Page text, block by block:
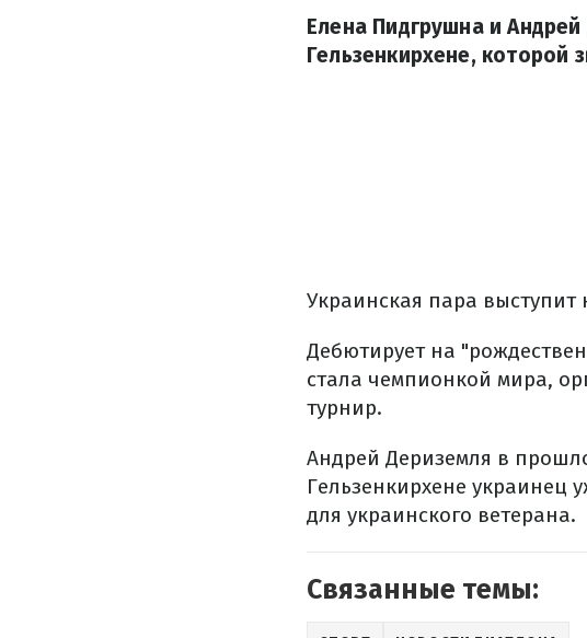
Елена Пидгрушна и
Гельзенкирхене, которой
Украинская пара выступит
Дебютирует на
стала чемпионкой мира,
турнир.
Андрей Дериземля в
Гельзенкирхене украинец
для украинского ветерана.
Связанные темы: